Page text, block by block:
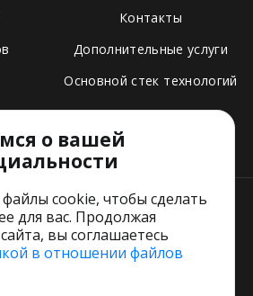
Контакты
Дополнительные услуги
Основной стек технологий
соглашение
о вашей
cookie, чтобы сделать
для вас. Продолжая
вы соглашаетесь
в отношении файлов